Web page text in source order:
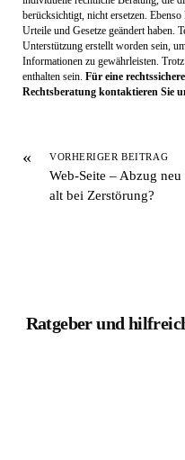
berücksichtigt, nicht ersetzen.
Urteile und Gesetze geändert haben.
Unterstützung erstellt worden sein,
Informationen zu gewährleisten.
enthalten sein. Für eine
Rechtsberatung kontaktieren Sie
« VORHERIGER BEITRAG
Web-Seite – Abzug
alt bei Zerstörung?
Ratgeber und